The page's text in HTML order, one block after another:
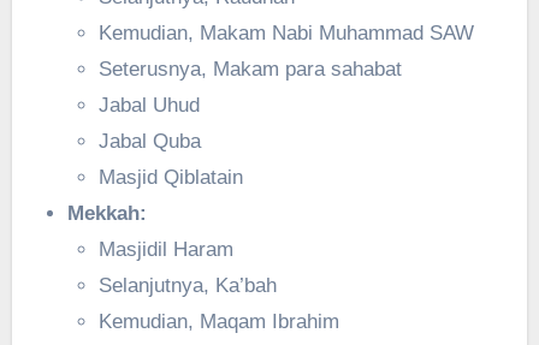
Kemudian, Makam Nabi Muhammad SAW
Seterusnya, Makam para sahabat
Jabal Uhud
Jabal Quba
Masjid Qiblatain
Mekkah:
Masjidil Haram
Selanjutnya, Ka’bah
Kemudian, Maqam Ibrahim